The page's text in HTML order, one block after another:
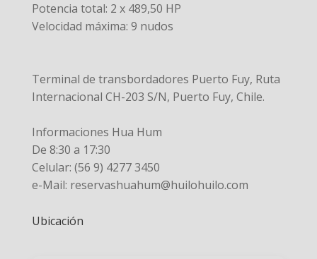
Potencia total: 2 x 489,50 HP
Velocidad máxima: 9 nudos
Terminal de transbordadores Puerto Fuy, Ruta
Internacional CH-203 S/N, Puerto Fuy, Chile.
Informaciones Hua Hum
De 8:30 a 17:30
Celular: (56 9) 4277 3450
e-Mail: reservashuahum@huilohuilo.com
Ubicación